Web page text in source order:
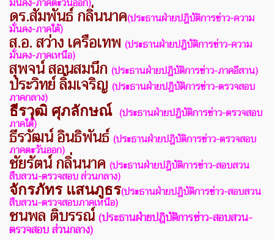
ดร.สัมพันธ์ กลิ่นนาค(ประธานฝ่ายปฎิบัติการข่าว-ความ
มั่นคง-ภาคใต้)
ส.อ. สว่าง เครือเทพ (ประธานฝ่ายปฎิบัติการข่าว-ความ
มั่นคง-ภาคเหนือ)
สุพจน์ สอนสมนึก (ประธานฝ่ายปฎิบัติการข่าว-ภาคอีสาน)
ประวิทย์ ลิ้มเจริญ (ประธานฝ่ายปฎิบัติการข่าว-ตรวจสอบ
ภาคกลาง)
ธีรวุฒิ ศุภลักษณ์ (ประธานฝ่ายปฎิบัติการข่าว-ตรวจสอบ
ภาคใต้)
ธีรวัฒน์ อินธิพันธ์ (ประธานฝ่ายปฎิบัติการข่าว-ตรวจสอบ
ภาคตะวันออก)
ชัยรัตน์ กลิ่นนาค (ประธานฝ่ายปฎิบัติการข่าว-สอบสวน
สืบสวน-ตรวจสอบ ส่วนกลาง)
จักรภัทร แสนภูธร(ประธานฝ่ายปฎิบัติการข่าว-สอบสวน
สืบสวน-ตรวจสอบภาคเหนือ)
ชนพล ติบรรณ์(ประธานฝ่ายปฎิบัติการข่าว-สอบสวน-
ตรวจสอบ ส่วนกลาง)